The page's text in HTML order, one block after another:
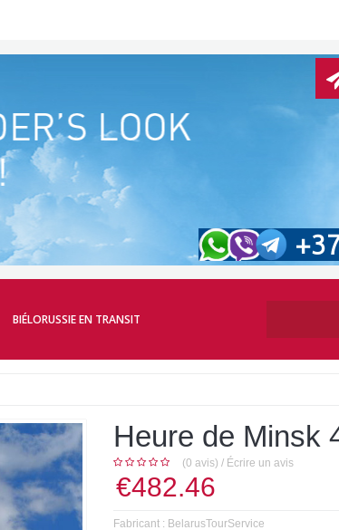
BIÉLORUSSIE EN TRANSIT
Heure de Minsk
(0 avis) / Écrire un avis
€482.46
Fabricant : BelarusTourService